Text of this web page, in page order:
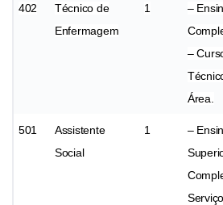
402
Técnico de
Enfermagem
1
–
–
Área.
501
Assistente
Social
1
–